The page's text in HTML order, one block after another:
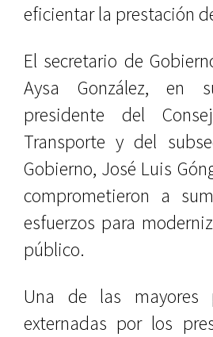
eficientar la prestación
El secretario de
Aysa González, en
presidente del
Transporte y del
Gobierno, José Luis
comprometieron a
esfuerzos para
público.
Una de las mayores
externadas por los